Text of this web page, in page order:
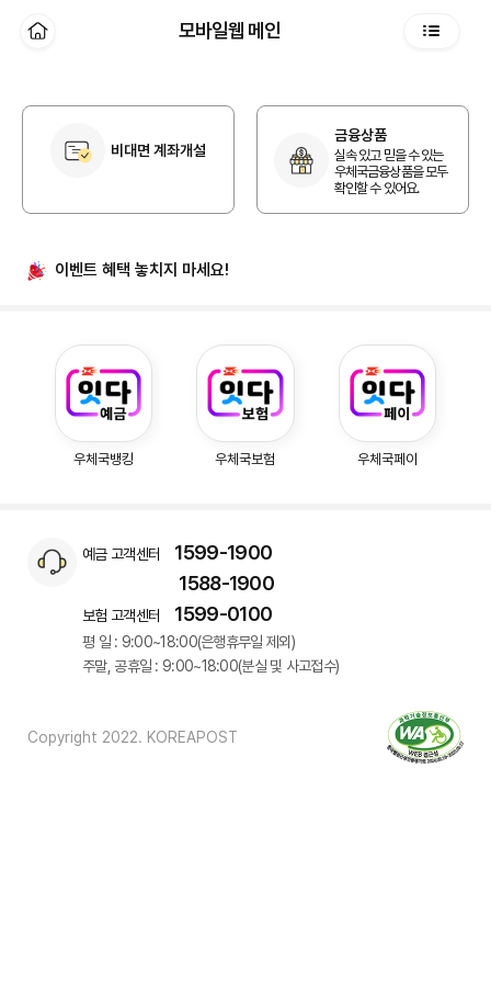
모바일웹 메인
비대면 계좌개설
금융상품
실속 있고 믿을 수 있는
우체국금융상품을 모두
확인할 수 있어요.
이벤트 혜택 놓치지 마세요!
우체국뱅킹 우체국보험 우체국페이
예금 고객센터
1599-1900
1588-1900
보험 고객센터 1599-0100
평 일 : 9:00~18:00(은행휴무일 제외)
주말, 공휴일 : 9:00~18:00(분실 및 사고접수)
Copyright 2022. KOREAPOST